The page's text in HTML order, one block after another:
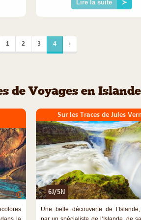
Lire la suite ≻
1 2 3 4 ›
de Voyages en Islande
©
Sur les Traces de Jules
6J/5N
Une belle découverte de